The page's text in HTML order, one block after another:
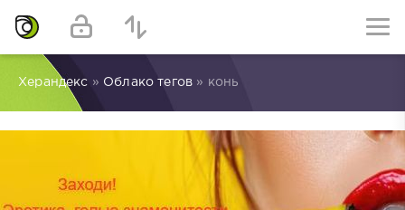
Херандекс » Облако тегов » конь